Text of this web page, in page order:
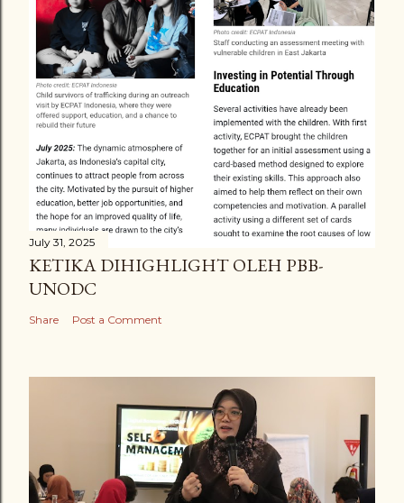
July 31, 2025
KETIKA DIHIGHLIGHT OLEH PBB-
UNODC
Share Post a Comment